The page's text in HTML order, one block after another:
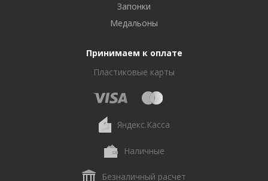
Запонки
Медальоны
Принимаем к оплате
Пластиковые карты
Яндекс.Касса
Наличные
Безналичный расчет